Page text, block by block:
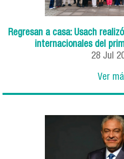
Regresan a casa: Usach
internacionales del
28 Jul
Ver